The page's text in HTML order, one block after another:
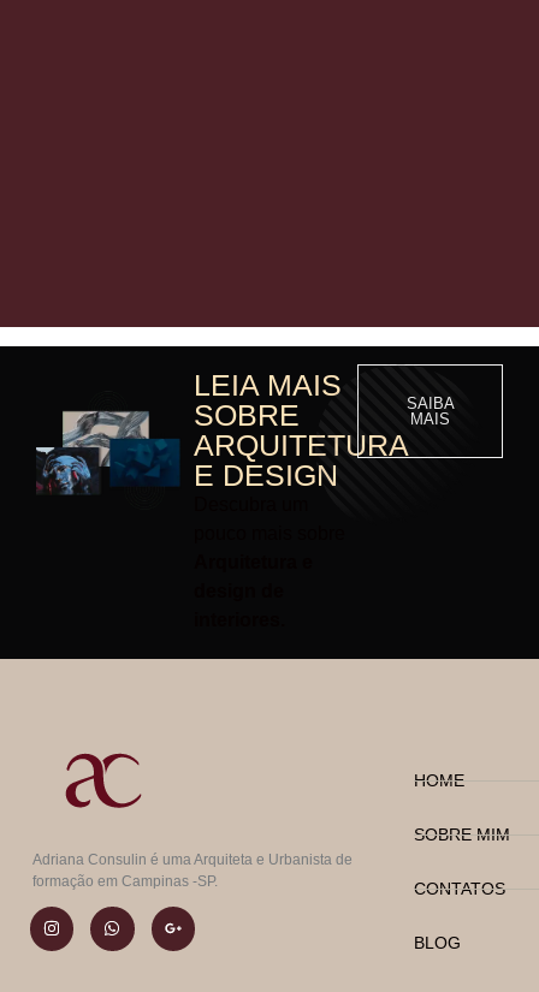
LEIA MAIS
SOBRE
ARQUITETURA
E DESIGN
SAIBA
MAIS
Adriana Consulin é uma Arquiteta e Urbanista de
formação em Campinas -SP.
HOME
SOBRE MIM
CONTATOS
BLOG